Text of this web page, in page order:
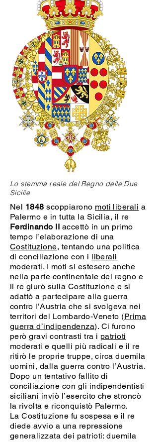
Lo stemma reale del Regno delle Due
Sicilie
Nel 1848 scoppiarono moti liberali a
Palermo e in tutta la Sicilia, il re
Ferdinando II accettò in un primo
tempo l’elaborazione di una
Costituzione, tentando una politica
di conciliazione con i liberali
moderati. I moti si estesero anche
nella parte continentale del regno e
il re giurò sulla Costituzione e si
adattò a partecipare alla guerra
contro l’Austria che si svolgeva nei
territori del Lombardo-Veneto (Prima
guerra d’indipendenza). Ci furono
però gravi contrasti tra i patrioti
moderati e quelli più radicali e il re
ritirò le proprie truppe, circa duemila
uomini, dalla guerra contro l’Austria.
Dopo un tentativo fallito di
conciliazione con gli indipendentisti
siciliani inviò l’esercito che stroncò
la rivolta e riconquistò Palermo.
La Costituzione fu sospesa e il re
diede avvio a una repressione
generalizzata dei patrioti: duemila